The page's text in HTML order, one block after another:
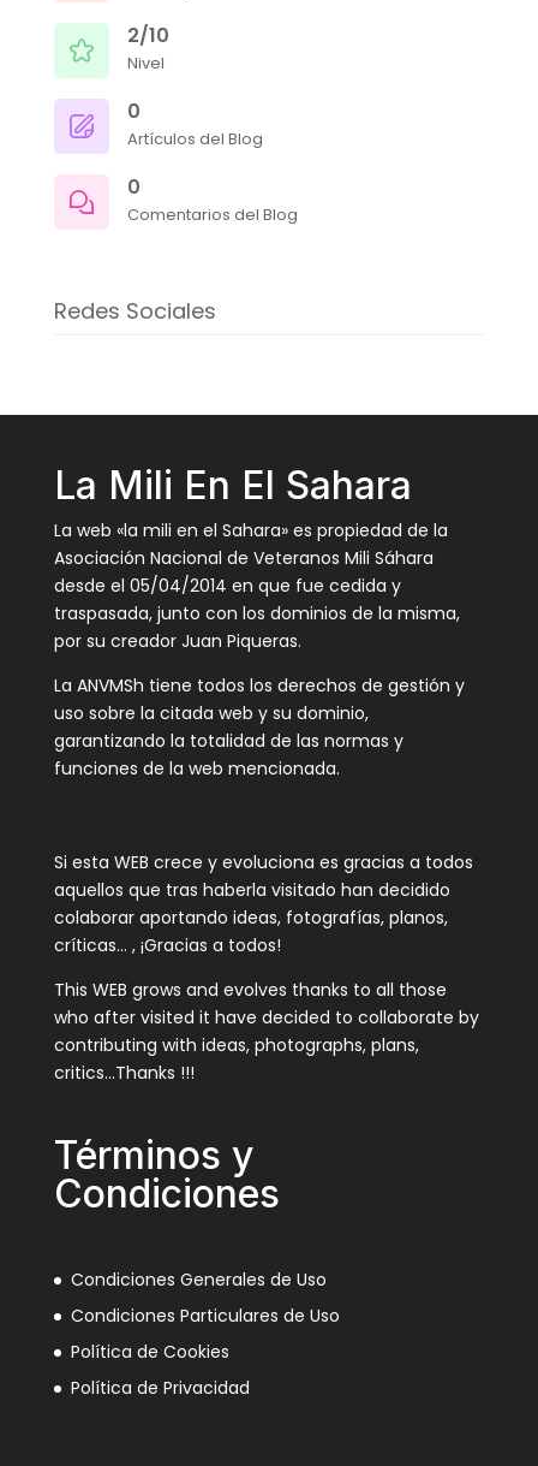
2/10
Nivel
0
Artículos del Blog
0
Comentarios del Blog
Redes Sociales
La Mili En El Sahara
La web «la mili en el Sahara» es propiedad de la
Asociación Nacional de Veteranos Mili Sáhara
desde el 05/04/2014 en que fue cedida y
traspasada, junto con los dominios de la misma,
por su creador Juan Piqueras.
La ANVMSh tiene todos los derechos de gestión y
uso sobre la citada web y su dominio,
garantizando la totalidad de las normas y
funciones de la web mencionada.
Si esta WEB crece y evoluciona es gracias a todos
aquellos que tras haberla visitado han decidido
colaborar aportando ideas, fotografías, planos,
críticas… , ¡Gracias a todos!
This WEB grows and evolves thanks to all those
who after visited it have decided to collaborate by
contributing with ideas, photographs, plans,
critics…Thanks !!!
Términos y
Condiciones
Condiciones Generales de Uso
Condiciones Particulares de Uso
Política de Cookies
Política de Privacidad